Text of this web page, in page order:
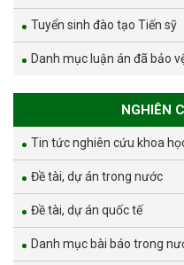
Tuyển sinh đào tạo Tiến sỹ
Danh mục luận án đã bảo
NGHIÊN
Tin tức nghiên cứu khoa
Đề tài, dự án trong nước
Đề tài, dự án quốc tế
Danh mục bài báo trong